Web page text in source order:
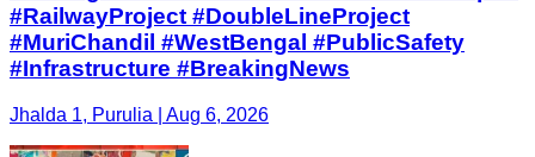
#RailwayProject #DoubleLineProject
#MuriChandil #WestBengal #PublicSafety
#Infrastructure #BreakingNews
Jhalda 1, Purulia | Aug 6, 2026